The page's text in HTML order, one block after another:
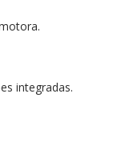
integradas.